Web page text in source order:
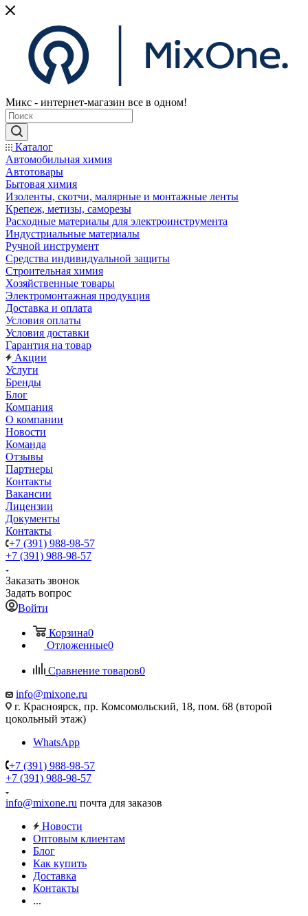
Микс - интернет-магазин все в одном!
Каталог
Автомобильная химия
Автотовары
Бытовая химия
Изоленты, скотчи, малярные и монтажные ленты
Крепеж, метизы, саморезы
Расходные материалы для электроинструмента
Индустриальные материалы
Ручной инструмент
Средства индивидуальной защиты
Строительная химия
Хозяйственные товары
Электромонтажная продукция
Доставка и оплата
Условия оплаты
Условия доставки
Гарантия на товар
Акции
Услуги
Бренды
Блог
Компания
О компании
Новости
Команда
Отзывы
Партнеры
Контакты
Вакансии
Лицензии
Документы
Контакты
+7 (391) 988-98-57
+7 (391) 988-98-57
Заказать звонок
Задать вопрос
Войти
Корзина0
Отложенные0
Сравнение товаров0
info@mixone.ru
г. Красноярск, пр. Комсомольский, 18, пом. 68 (второй
цокольный этаж)
WhatsApp
+7 (391) 988-98-57
+7 (391) 988-98-57
info@mixone.ru почта для заказов
Новости
Оптовым клиентам
Блог
Как купить
Доставка
Контакты
...